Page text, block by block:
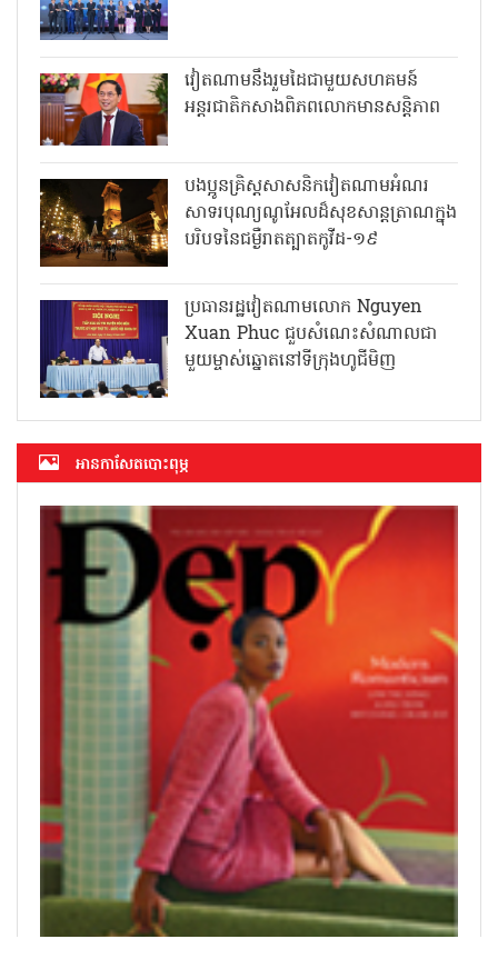
វៀតណាមនឹងរួមដៃជាមួយសហគមន៍
អន្តរជាតិកសាងពិភពលោកមានសន្តិភាព
បងប្អូនគ្រិស្តសាសនិកវៀតណាមអំណរ
សាទរបុណ្យណូអែលដ៏សុខសាន្តត្រាណក្នុង
បរិបទនៃជម្ងឺរាតត្បាតកូវីដ-១៩
ប្រធានរដ្ឋវៀតណាមលោក Nguyen
Xuan Phuc ជួបសំណេះសំណាលជា
មួយម្ចាស់ឆ្នោតនៅទីក្រុងហូជីមិញ
អាន​កាសែត​បោះពុម្ភ